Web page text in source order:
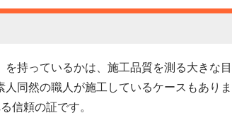
持っているかは、施工品質を測る大きな
同然の職人が施工しているケースもあり
信頼の証です。